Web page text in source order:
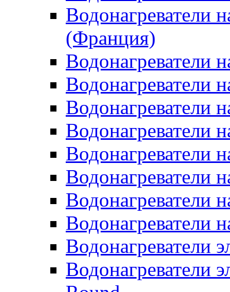
Водонагреватели
(Франция)
Водонагреватели
Водонагреватели
Водонагреватели
Водонагреватели
Водонагреватели
Водонагреватели
Водонагреватели
Водонагреватели
Водонагреватели
Водонагреватели